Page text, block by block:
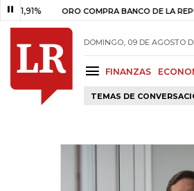
ORO COMPRA BANCO DE LA REPÚBLICA
DOMINGO, 09 DE AGOSTO
FINANZAS
TEMAS DE